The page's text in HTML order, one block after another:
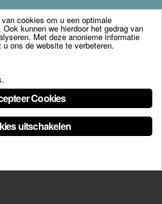
B.V. - webdesign:
cookies om u een optimale
kunnen we hierdoor het gedrag van
Met deze anonieme informatie
ons de website te verbeteren.
.
Cookies
uitschakelen